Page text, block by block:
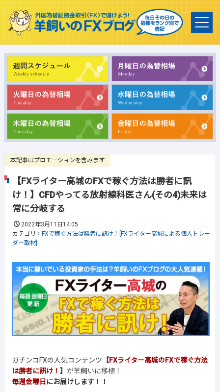
本記事はプロモーションを含みます
【FXライター高城のFXで稼ぐ方法は勝者に訊
け！】CFDやってる放射線科医さん(その4)未来は
常に分岐する
2022年3月11日14:05
カテゴリ： FXで稼ぐ方法は勝者に訊け！[FXライター高城による個人トレー
ダー取材]
ガチンコFXの人気コンテンツ 【 FXライター高城のFXで稼ぐ方法
は勝者に訊け！ 】 が羊飼いに移植！
毎週金曜日 にお届けします！！